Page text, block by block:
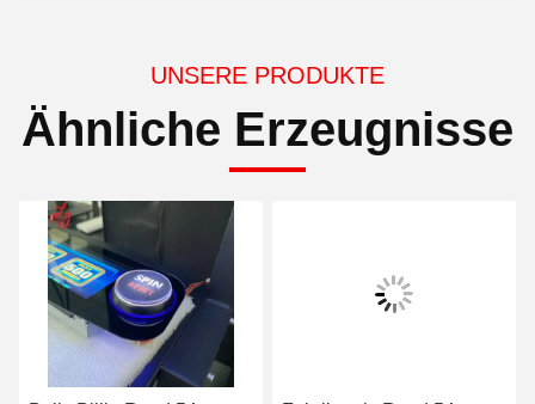
UNSERE PRODUKTE
Ähnliche Erzeugnisse